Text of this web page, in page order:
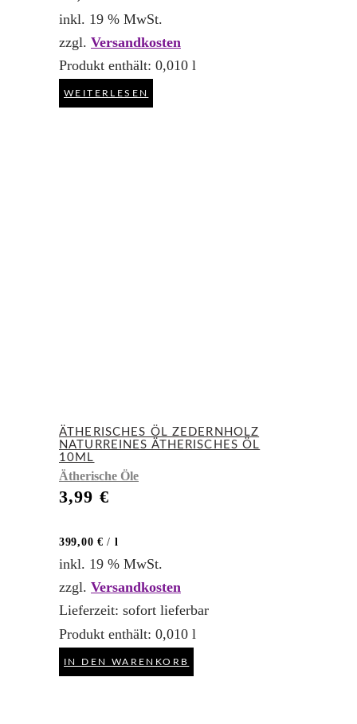
inkl. 19 % MwSt.
zzgl. Versandkosten
Produkt enthält: 0,010 l
WEITERLESEN
ÄTHERISCHES ÖL ZEDERNHOLZ
NATURREINES ÄTHERISCHES ÖL
10ML
Ätherische Öle
3,99 €
399,00 € / l
inkl. 19 % MwSt.
zzgl. Versandkosten
Lieferzeit: sofort lieferbar
Produkt enthält: 0,010 l
IN DEN WARENKORB